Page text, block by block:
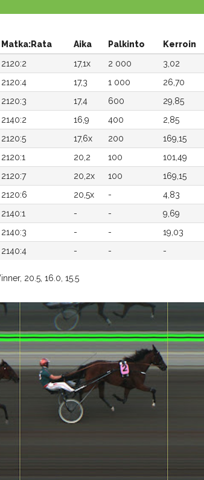
Matka:Rata Aika Palkinto
Kerroin
2120:2 17,1x 2 000
3,02
2120:4 17,3 1 000
26,70
2120:3 17,4 600
29,85
2140:2 16,9 400
2,85
2120:5 17,6x 200
169,15
2120:1 20,2 100
101,49
2120:7 20,2x 100
169,15
2120:6 20,5x -
4,83
2140:1 - -
9,69
2140:3 - -
19,03
2140:4 - - -
20.5, 16.0, 15.5